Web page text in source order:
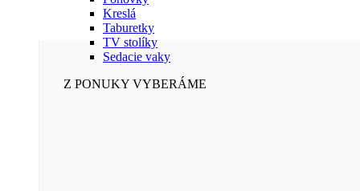
Kreslá
Taburetky
TV stolíky
Sedacie vaky
Z PONUKY VYBERÁME